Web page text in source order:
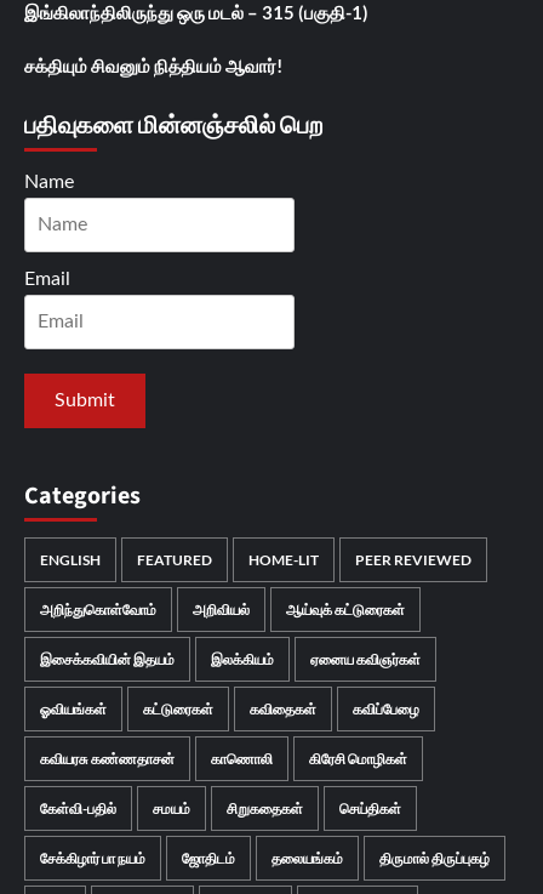
இங்கிலாந்திலிருந்து ஒரு மடல் – 315 (பகுதி-1)
சக்தியும் சிவனும் நித்தியம் ஆவார்!
பதிவுகளை மின்னஞ்சலில் பெற
Name
Email
Categories
ENGLISH FEATURED HOME-LIT PEER REVIEWED
அறிந்துகொள்வோம் அறிவியல் ஆய்வுக் கட்டுரைகள்
இசைக்கவியின் இதயம் இலக்கியம் ஏனைய கவிஞர்கள்
ஓவியங்கள் கட்டுரைகள் கவிதைகள் கவிப்பேழை
கவியரசு கண்ணதாசன் காணொலி கிரேசி மொழிகள்
கேள்வி-பதில் சமயம் சிறுகதைகள் செய்திகள்
சேக்கிழார் பா நயம் ஜோதிடம் தலையங்கம் திருமால் திருப்புகழ்